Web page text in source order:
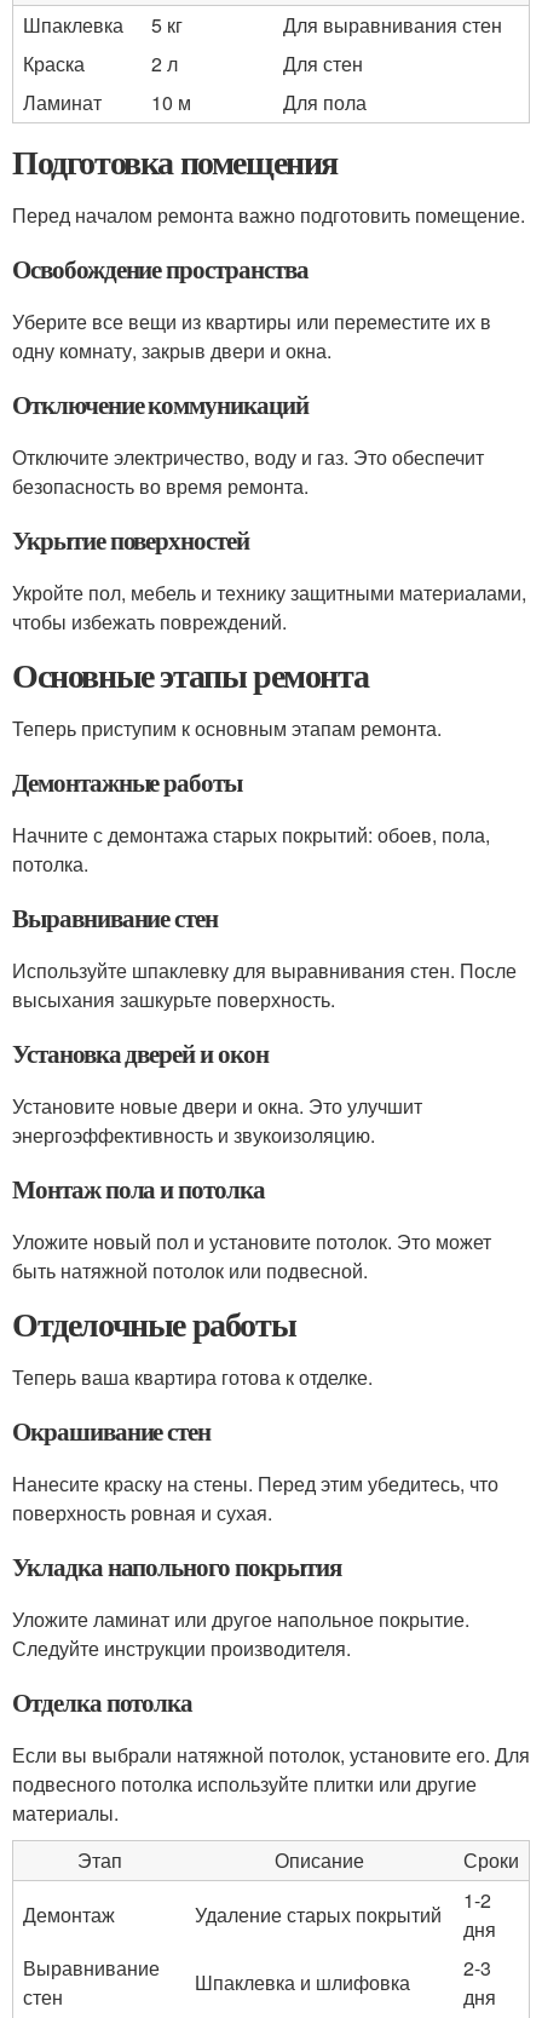
Шпаклевка
5 кг
Для выравнивания стен
Краска
2 л
Для стен
Ламинат
10 м Для пола
Подготовка помещения
Перед началом ремонта важно подготовить помещение.
Освобождение пространства
Уберите все вещи из квартиры или переместите их в
одну комнату, закрыв двери и окна.
Отключение коммуникаций
Отключите электричество, воду и газ. Это обеспечит
безопасность во время ремонта.
Укрытие поверхностей
Укройте пол, мебель и технику защитными материалами,
чтобы избежать повреждений.
Основные этапы ремонта
Теперь приступим к основным этапам ремонта.
Демонтажные работы
Начните с демонтажа старых покрытий: обоев, пола,
потолка.
Выравнивание стен
Используйте шпаклевку для выравнивания стен. После
высыхания зашкурьте поверхность.
Установка дверей и окон
Установите новые двери и окна. Это улучшит
энергоэффективность и звукоизоляцию.
Монтаж пола и потолка
Уложите новый пол и установите потолок. Это может
быть натяжной потолок или подвесной.
Отделочные работы
Теперь ваша квартира готова к отделке.
Окрашивание стен
Нанесите краску на стены. Перед этим убедитесь, что
поверхность ровная и сухая.
Укладка напольного покрытия
Уложите ламинат или другое напольное покрытие.
Следуйте инструкции производителя.
Отделка потолка
Если вы выбрали натяжной потолок, установите его. Для
подвесного потолка используйте плитки или другие
материалы.
Этап
Описание
Сроки
Демонтаж
Удаление старых покрытий
1-2
дня
Выравнивание
стен
Шпаклевка и шлифовка
2-3
дня